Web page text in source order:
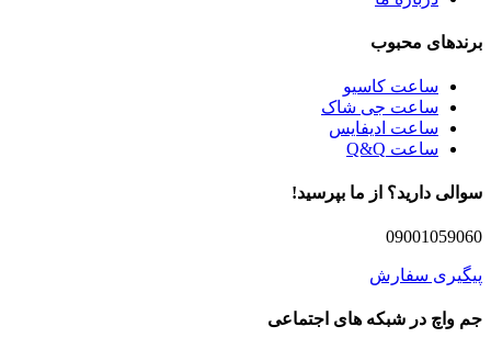
برندهای محبوب
ساعت کاسیو
ساعت جی شاک
ساعت ادیفایس
ساعت Q&Q
سوالی دارید؟ از ما بپرسید!
09001059060
پیگیری سفارش
جم واچ در شبکه های اجتماعی